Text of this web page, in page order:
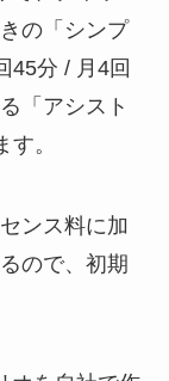
の「シンプ
45分 / 月4回
「アシスト
。
ンス料に加
ので、初期